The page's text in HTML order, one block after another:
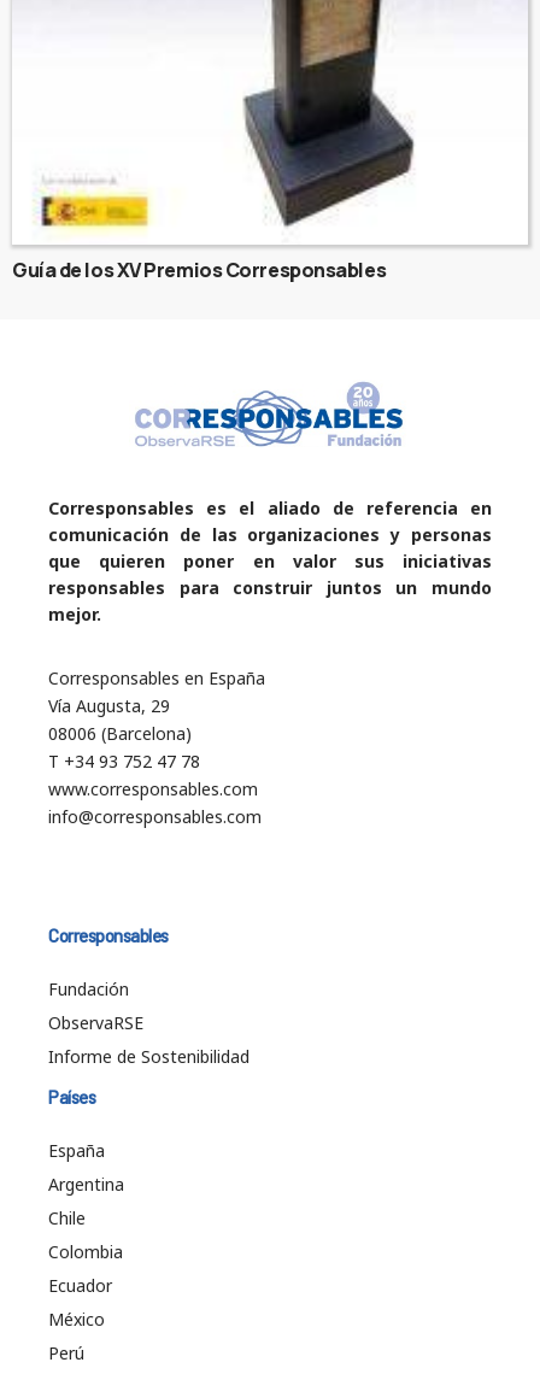
Guía de los XV Premios Corresponsables
Corresponsables es el aliado de referencia en
comunicación de las organizaciones y personas
que quieren poner en valor sus iniciativas
responsables para construir juntos un mundo
mejor.
Corresponsables en España
Vía Augusta, 29
08006 (Barcelona)
T +34 93 752 47 78
www.corresponsables.com
info@corresponsables.com
Corresponsables
Fundación
ObservaRSE
Informe de Sostenibilidad
Países
España
Argentina
Chile
Colombia
Ecuador
México
Perú